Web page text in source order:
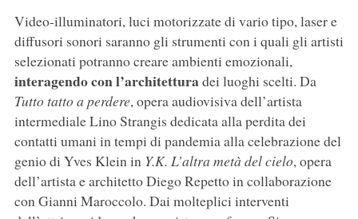
Video-illuminatori, luci motorizzate di vario tipo, laser e
diffusori sonori saranno gli strumenti con i quali gli artisti
selezionati potranno creare ambienti emozionali,
interagendo con l’architetturadei luoghi scelti. Da
Tutto tatto a perdere, opera audiovisiva dell’artista
intermediale Lino Strangis dedicata alla perdita dei
contatti umani in tempi di pandemia alla celebrazione del
genio di Yves Klein in Y.K. L’altra metà del cielo, opera
dell’artista e architetto Diego Repetto in collaborazione
con Gianni Maroccolo. Dai molteplici interventi